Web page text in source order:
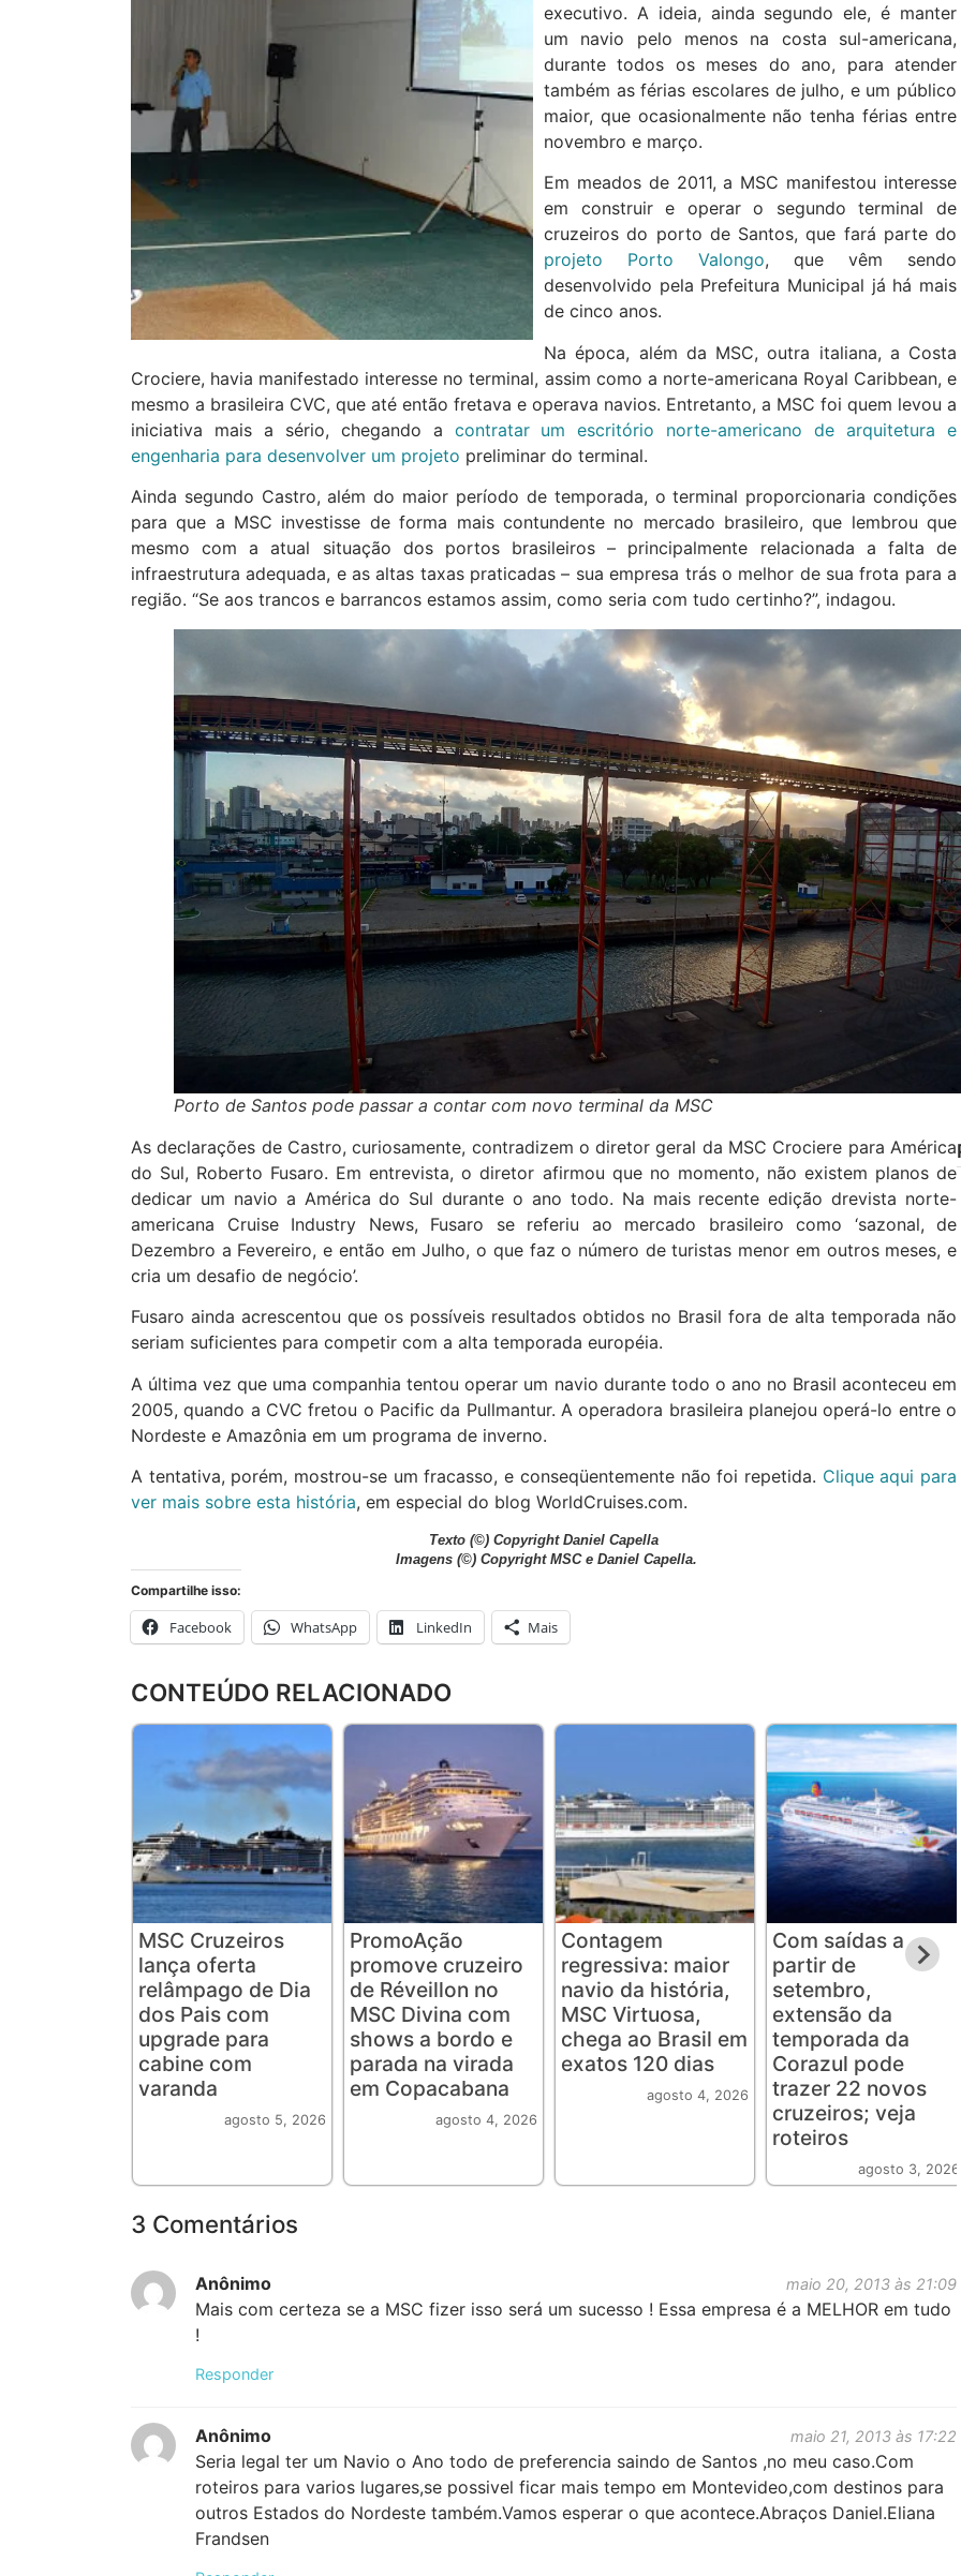
executivo. A ideia, ainda segundo ele, é manter
um navio pelo menos na costa sul-americana,
durante todos os meses do ano, para atender
também as férias escolares de julho, e um público
maior, que ocasionalmente não tenha férias entre
novembro e março.
Em meados de 2011, a MSC manifestou interesse
em construir e operar o segundo terminal de
cruzeiros do porto de Santos, que fará parte do
projeto Porto Valongo, que vêm sendo
desenvolvido pela Prefeitura Municipal já há mais
de cinco anos.
Na época, além da MSC, outra italiana, a Costa
Crociere, havia manifestado interesse no terminal, assim como a norte-americana Royal Caribbean, e
mesmo a brasileira CVC, que até então fretava e operava navios. Entretanto, a MSC foi quem levou a
iniciativa mais a sério, chegando a contratar um escritório norte-americano de arquitetura e
engenharia para desenvolver um projeto preliminar do terminal.
Ainda segundo Castro, além do maior período de temporada, o terminal proporcionaria condições
para que a MSC investisse de forma mais contundente no mercado brasileiro, que lembrou que
mesmo com a atual situação dos portos brasileiros – principalmente relacionada a falta de
infraestrutura adequada, e as altas taxas praticadas – sua empresa trás o melhor de sua frota para a
região. “Se aos trancos e barrancos estamos assim, como seria com tudo certinho?”, indagou.
Porto de Santos pode passar a contar com novo terminal da MSC
As declarações de Castro, curiosamente, contradizem o diretor geral da MSC Crociere para América
do Sul, Roberto Fusaro. Em entrevista, o diretor afirmou que no momento, não existem planos de
dedicar um navio a América do Sul durante o ano todo. Na mais recente edição drevista norte-
americana Cruise Industry News, Fusaro se referiu ao mercado brasileiro como ‘sazonal, de
Dezembro a Fevereiro, e então em Julho, o que faz o número de turistas menor em outros meses, e
cria um desafio de negócio’.
Fusaro ainda acrescentou que os possíveis resultados obtidos no Brasil fora de alta temporada não
seriam suficientes para competir com a alta temporada européia.
A última vez que uma companhia tentou operar um navio durante todo o ano no Brasil aconteceu em
2005, quando a CVC fretou o Pacific da Pullmantur. A operadora brasileira planejou operá-lo entre o
Nordeste e Amazônia em um programa de inverno.
A tentativa, porém, mostrou-se um fracasso, e conseqüentemente não foi repetida. Clique aqui para
ver mais sobre esta história, em especial do blog WorldCruises.com.
Texto (©) Copyright Daniel Capella
Imagens (©) Copyright MSC e Daniel Capella.
Compartilhe isso:
Facebook WhatsApp LinkedIn Mais
CONTEÚDO RELACIONADO
MSC Cruzeiros
lança oferta
relâmpago de Dia
dos Pais com
upgrade para
cabine com
varanda
agosto 5, 2026
PromoAção
promove cruzeiro
de Réveillon no
MSC Divina com
shows a bordo e
parada na virada
em Copacabana
agosto 4, 2026
Contagem
regressiva: maior
navio da história,
MSC Virtuosa,
chega ao Brasil em
exatos 120 dias
agosto 4, 2026
Com saídas a
partir de
setembro,
extensão da
temporada da
Corazul pode
trazer 22 novos
cruzeiros; veja
roteiros
agosto 3, 2026
3 Comentários
Anônimo maio 20, 2013 às 21:09
Mais com certeza se a MSC fizer isso será um sucesso ! Essa empresa é a MELHOR em tudo
!
Responder
Anônimo maio 21, 2013 às 17:22
Seria legal ter um Navio o Ano todo de preferencia saindo de Santos ,no meu caso.Com
roteiros para varios lugares,se possivel ficar mais tempo em Montevideo,com destinos para
outros Estados do Nordeste também.Vamos esperar o que acontece.Abraços Daniel.Eliana
Frandsen